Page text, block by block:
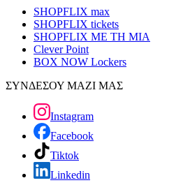
SHOPFLIX max
SHOPFLIX tickets
SHOPFLIX ΜΕ ΤΗ ΜΙΑ
Clever Point
BOX NOW Lockers
ΣΥΝΔΕΣΟΥ ΜΑΖΙ ΜΑΣ
Instagram
Facebook
Tiktok
Linkedin